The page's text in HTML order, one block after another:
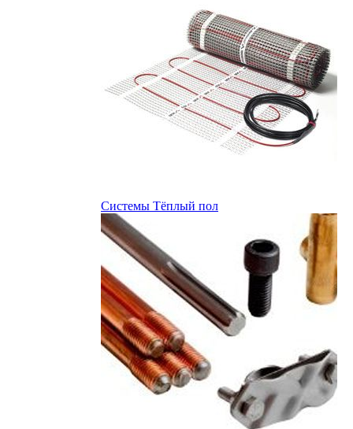
Системы Тёплый пол